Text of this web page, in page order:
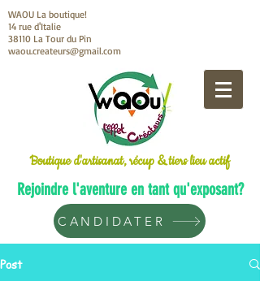
WAOU La boutique!
14 rue d'Italie
38110 La Tour du Pin
waou.createurs@gmail.com
Boutique d'artisanat, récup & tiers lieu actif
Rejoindre l'aventure en tant qu'exposant?
CANDIDATER
Post